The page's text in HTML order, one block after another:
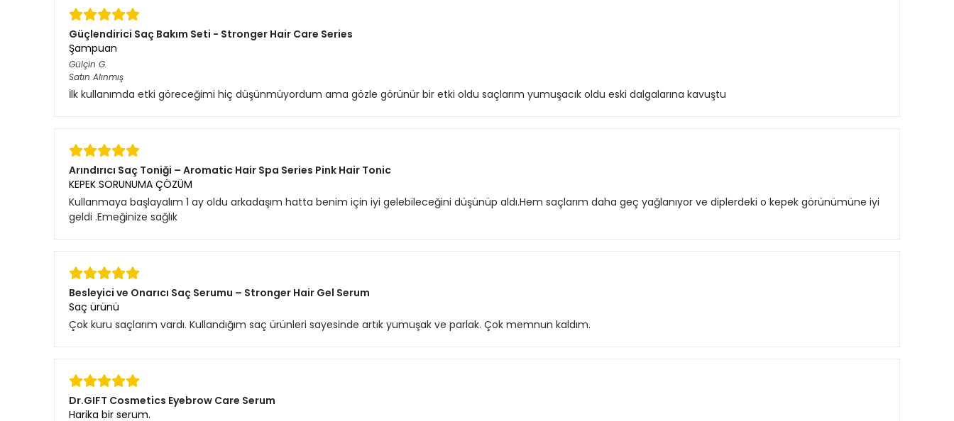
Güçlendirici Saç Bakım Seti - Stronger Hair Care Series
Şampuan
Gülçin G.
Satın Alınmış
İlk kullanımda etki göreceğimi hiç düşünmüyordum ama gözle görünür bir etki oldu saçlarım yumuşacık oldu eski dalgalarına kavuştu
Arındırıcı Saç Toniği – Aromatic Hair Spa Series Pink Hair Tonic
KEPEK SORUNUMA ÇÖZÜM
Kullanmaya başlayalım 1 ay oldu arkadaşım hatta benim için iyi gelebileceğini düşünüp aldı.Hem saçlarım daha geç yağlanıyor ve diplerdeki o kepek görünümüne iyi
geldi .Emeğinize sağlık
Besleyici ve Onarıcı Saç Serumu – Stronger Hair Gel Serum
Saç ürünü
Çok kuru saçlarım vardı. Kullandığım saç ürünleri sayesinde artık yumuşak ve parlak. Çok memnun kaldım.
Dr.GIFT Cosmetics Eyebrow Care Serum
Harika bir serum.